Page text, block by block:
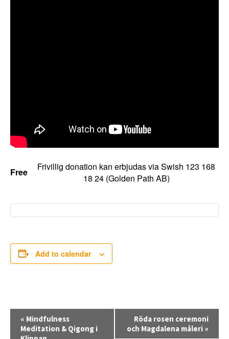
Free
Frivillig donation kan erbjudas via Swish 123 168
18 24 (Golden Path AB)
Add to calendar
« Mindfulness
Meditation & Qigong i
Röda rosen ceremoni
och Magdalena måleri »